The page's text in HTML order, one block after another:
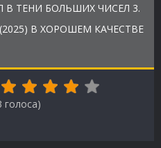
В ТЕНИ БОЛЬШИХ ЧИСЕЛ 3.
В ХОРОШЕМ КАЧЕСТВЕ
голоса)